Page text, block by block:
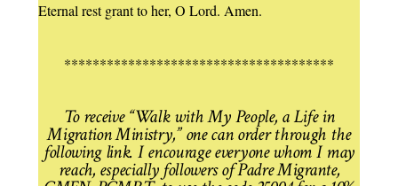
Eternal rest grant to her, O Lord. Amen.
**************************************
To receive “Walk with My People, a Life in
Migration Ministry,” one can order through the
following link. I encourage everyone whom I may
reach, especially followers of Padre Migrante,